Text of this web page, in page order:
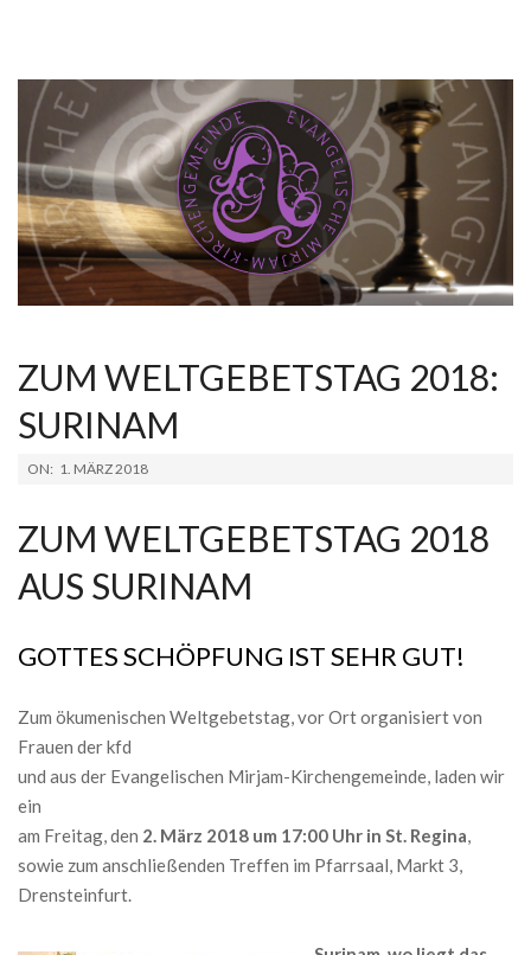
ZUM WELTGEBETSTAG 2018:
SURINAM
2018-
ON: 1. MÄRZ 2018
ZUM WELTGEBETSTAG 2018
AUS SURINAM
GOTTES SCHÖPFUNG IST SEHR GUT!
Zum ökumenischen Weltgebetstag, vor Ort organisiert von
Frauen der kfd
und aus der Evangelischen Mirjam-Kirchengemeinde, laden wir
ein
am Freitag, den 2. März 2018 um 17:00 Uhr in St. Regina,
sowie zum anschließenden Treffen im Pfarrsaal, Markt 3,
Drensteinfurt.